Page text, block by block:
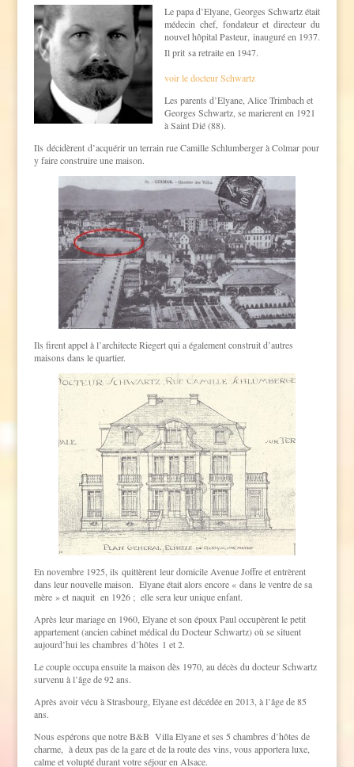
Le papa d’Elyane, Georges Schwartz était
médecin chef, fondateur et directeur du
nouvel hôpital Pasteur, inauguré en 1937.
Il prit sa retraite en 1947.
voir le docteur Schwartz
Les parents d’Elyane, Alice Trimbach et
Georges Schwartz, se marierent en 1921
à Saint Dié (88).
Ils décidèrent d’acquérir un terrain rue Camille Schlumberger à Colmar pour
y faire construire une maison.
Ils firent appel à l’architecte Riegert qui a également construit d’autres
maisons dans le quartier.
En novembre 1925, ils quittèrent leur domicile Avenue Joffre et entrèrent
dans leur nouvelle maison. Elyane était alors encore « dans le ventre de sa
mère » et naquit en 1926 ; elle sera leur unique enfant.
Après leur mariage en 1960, Elyane et son époux Paul occupèrent le petit
appartement (ancien cabinet médical du Docteur Schwartz) où se situent
aujourd’hui les chambres d’hôtes 1 et 2.
Le couple occupa ensuite la maison dès 1970, au décès du docteur Schwartz
survenu à l’âge de 92 ans.
Après avoir vécu à Strasbourg, Elyane est décédée en 2013, à l’âge de 85
ans.
Nous espérons que notre B&B Villa Elyane et ses 5 chambres d’hôtes de
charme, à deux pas de la gare et de la route des vins, vous apportera luxe,
calme et volupté durant votre séjour en Alsace.